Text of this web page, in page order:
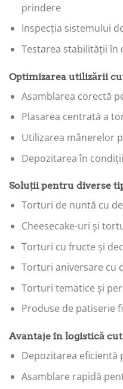
prindere
Inspecția sistemului
Testarea stabilității
Optimizarea utilizării
Asamblarea corectă
Plasarea centrată a
Utilizarea mânerelor
Depozitarea în
Soluții pentru diverse
Torturi de nuntă cu
Cheesecake-uri și
Torturi cu fructe și
Torturi aniversare cu
Torturi tematice și
Produse de patiserie
Avantaje în logistică
Depozitarea eficientă
Asamblare rapidă